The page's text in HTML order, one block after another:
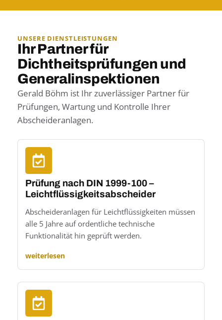
UNSERE DIENSTLEISTUNGEN
Ihr Partner für
Dichtheitsprüfungen und
Generalinspektionen
Gerald Böhm ist Ihr zuverlässiger Partner für
Prüfungen, Wartung und Kontrolle Ihrer
Abscheideranlagen.
Prüfung nach DIN 1999-100 –
Leichtflüssigkeitsabscheider
Abscheideranlagen für Leichtflüssigkeiten müssen
alle 5 Jahre auf ordentliche technische
Funktionalität hin geprüft werden.
weiterlesen